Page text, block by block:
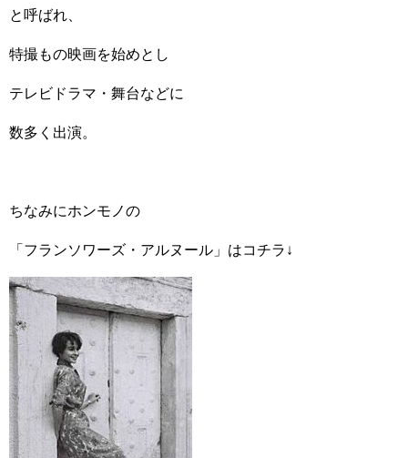
と呼ばれ、
特撮もの映画を始めとし
テレビドラマ・舞台などに
数多く出演。
ちなみにホンモノの
「フランソワーズ・アルヌール」はコチラ↓